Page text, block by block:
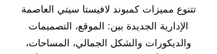
تتنوع مميزات كمبوند لافيستا سيتي العاصمة
الإدارية الجديدة بين: الموقع، التصميمات
والديكورات والشكل الجمالي، المساحات،